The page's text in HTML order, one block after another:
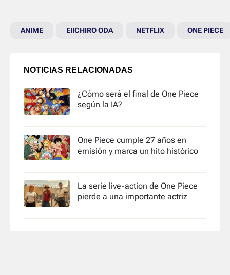
ANIME EIICHIRO ODA NETFLIX ONE PIECE
NOTICIAS RELACIONADAS
¿Cómo será el final de One Piece
según la IA?
One Piece cumple 27 años en
emisión y marca un hito histórico
La serie live-action de One Piece
pierde a una importante actriz